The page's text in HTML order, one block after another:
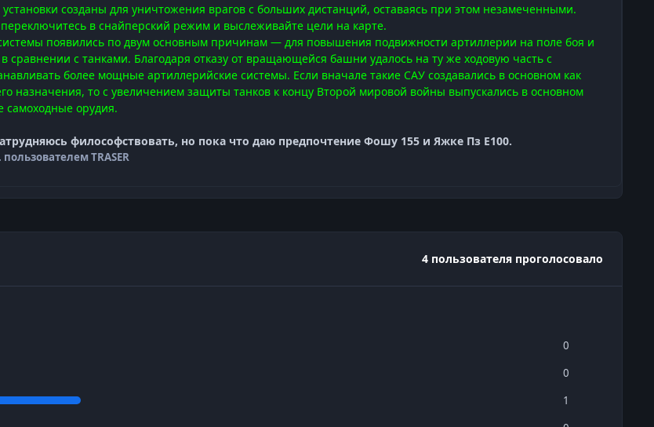
созданы для уничтожения врагов с больших дистанций, оставаясь при этом незамеченными.
в снайперский режим и выслеживайте цели на карте.
появились по двум основным причинам — для повышения подвижности артиллерии на поле боя и
с танками. Благодаря отказу от вращающейся башни удалось на ту же ходовую часть с
более мощные артиллерийские системы. Если вначале такие САУ создавались в основном как
назначения, то с увеличением защиты танков к концу Второй мировой войны выпускались в основном
орудия.
философствовать, но пока что даю предпочтение Фошу 155 и Яжке Пз Е100.
пользователем TRASER
4 пользователя проголосовало
0
0
1